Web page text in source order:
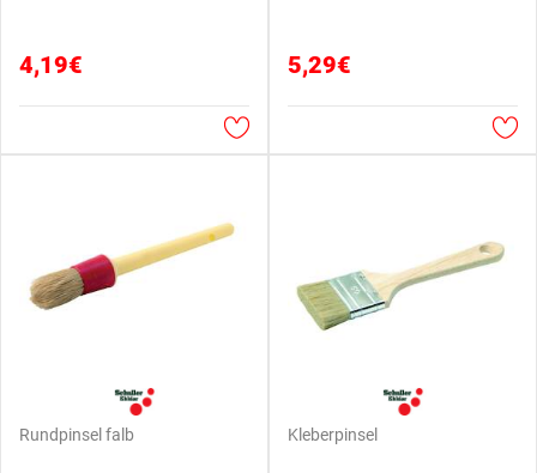
4,19€ 5,29€
Rundpinsel falb Kleberpinsel